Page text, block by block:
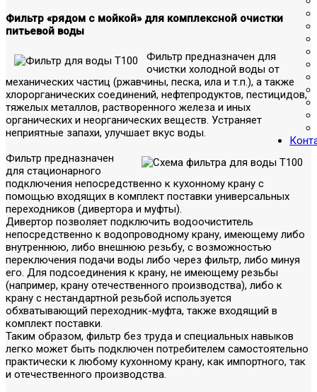
Фильтр «рядом с мойкой» для комплексной очистки
питьевой воды
Фильтр предназначен для
очистки холодной воды от
механических частиц (ржавчины, песка, ила и т.п.), а также
хлорорганических соединений, нефтепродуктов, пестицидов,
тяжелых металлов, растворенного железа и иных
органических и неорганических веществ. Устраняет
неприятные запахи, улучшает вкус воды.
Фильтр предназначен
для стационарного
подключения непосредственно к кухонному крану с
помощью входящих в комплект поставки универсальных
переходников (дивертора и муфты).
Дивертор позволяет подключить водоочиститель
непосредственно к водопроводному крану, имеющему либо
внутреннюю, либо внешнюю резьбу, с возможностью
переключения подачи воды либо через фильтр, либо минуя
его. Для подсоединения к крану, не имеющему резьбы
(например, крану отечественного производства), либо к
крану с нестандартной резьбой используется
обхватывающий переходник-муфта, также входящий в
комплект поставки.
Таким образом, фильтр без труда и специальных навыков
легко может быть подключен потребителем самостоятельно
практически к любому кухонному крану, как импортного, так
и отечественного производства.